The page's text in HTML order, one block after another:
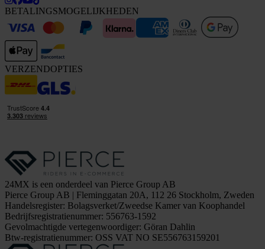
BETALINGSMOGELIJKHEDEN
VERZENDOPTIES
24MX is een onderdeel van Pierce Group AB
Pierce Group AB | Fleminggatan 20A, 112 26 Stockholm, Zweden
Handelsregister: Bolagsverket/Zweedse Kamer van Koophandel
Bedrijfsregistratienummer: 556763-1592
Gevolmachtigde vertegenwoordiger: Göran Dahlin
Btw-registratienummer: OSS VAT NO SE556763159201